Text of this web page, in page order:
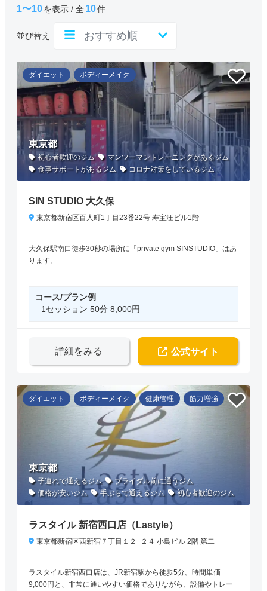
1〜10を表示 / 全 10件
並び替え
ダイエット ボディーメイク
東京都
初心者歓迎のジム
マンツーマントレーニングがあるジム
食事サポートがあるジム
コロナ対策をしているジム
SIN STUDIO 大久保
東京都新宿区百人町1丁目23番22号 寿宝汪ビル1階
大久保駅南口徒歩30秒の場所に「private gym SINSTUDIO」はあ
ります。
コース/プラン例
1セッション 50分 8,000円
詳細をみる 公式サイト
ダイエット ボディーメイク 健康管理 筋力増強
東京都
子連れで通えるジム
ブライダル前に通うジム
価格が安いジム
手ぶらで通えるジム 初心者歓迎のジム
ラスタイル 新宿西口店（Lastyle）
東京都新宿区西新宿７丁目１２−２４ 小島ビル 2階 第二
ラスタイル新宿西口店は、JR新宿駅から徒歩5分。時間単価
9,000円と、非常に通いやすい価格でありながら、設備やトレー